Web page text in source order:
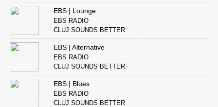
EBS | Lounge
EBS RADIO
CLUJ SOUNDS BETTER
EBS | Alternative
EBS RADIO
CLUJ SOUNDS BETTER
EBS | Blues
EBS RADIO
CLUJ SOUNDS BETTER